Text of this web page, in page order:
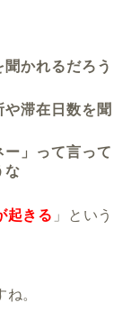
かれるだろう
滞在日数を聞
」って言って
な
起きる 」という
。